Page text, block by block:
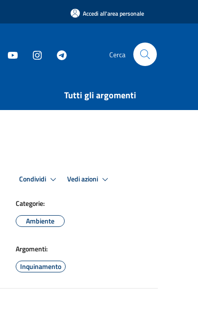
Accedi all'area personale
Cerca
Tutti gli argomenti
Condividi Vedi azioni
Categorie:
Ambiente
Argomenti:
Inquinamento